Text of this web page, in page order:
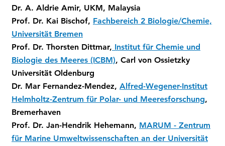
Dr. A. Aldrie Amir, UKM, Malaysia
Prof. Dr. Kai Bischof, Fachbereich 2 Biologie/Chemie,
Universität Bremen
Prof. Dr. Thorsten Dittmar, Institut für Chemie und
Biologie des Meeres (ICBM), Carl von Ossietzky
Universität Oldenburg
Dr. Mar Fernandez-Mendez, Alfred-Wegener-Institut
Helmholtz-Zentrum für Polar- und Meeresforschung,
Bremerhaven
Prof. Dr. Jan-Hendrik Hehemann, MARUM - Zentrum
für Marine Umweltwissenschaften an der Universität